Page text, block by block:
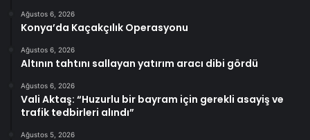
Ağustos 6, 2026
Konya’da Kaçakçılık Operasyonu
Ağustos 6, 2026
Altının tahtını sallayan yatırım aracı dibi gördü
Ağustos 6, 2026
Vali Aktaş: “Huzurlu bir bayram için gerekli asayiş ve
trafik tedbirleri alındı”
Ağustos 5, 2026